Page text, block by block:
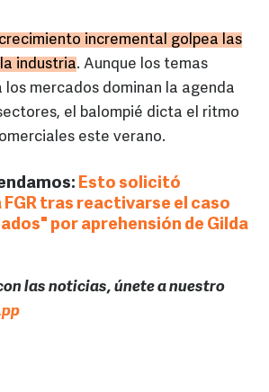
incremental golpea las
industria. Aunque los temas
los mercados dominan la agenda
el balompié dicta el ritmo
este verano.
Esto solicitó
FGR tras reactivarse el caso
por aprehensión de Gilda
las noticias, únete a nuestro